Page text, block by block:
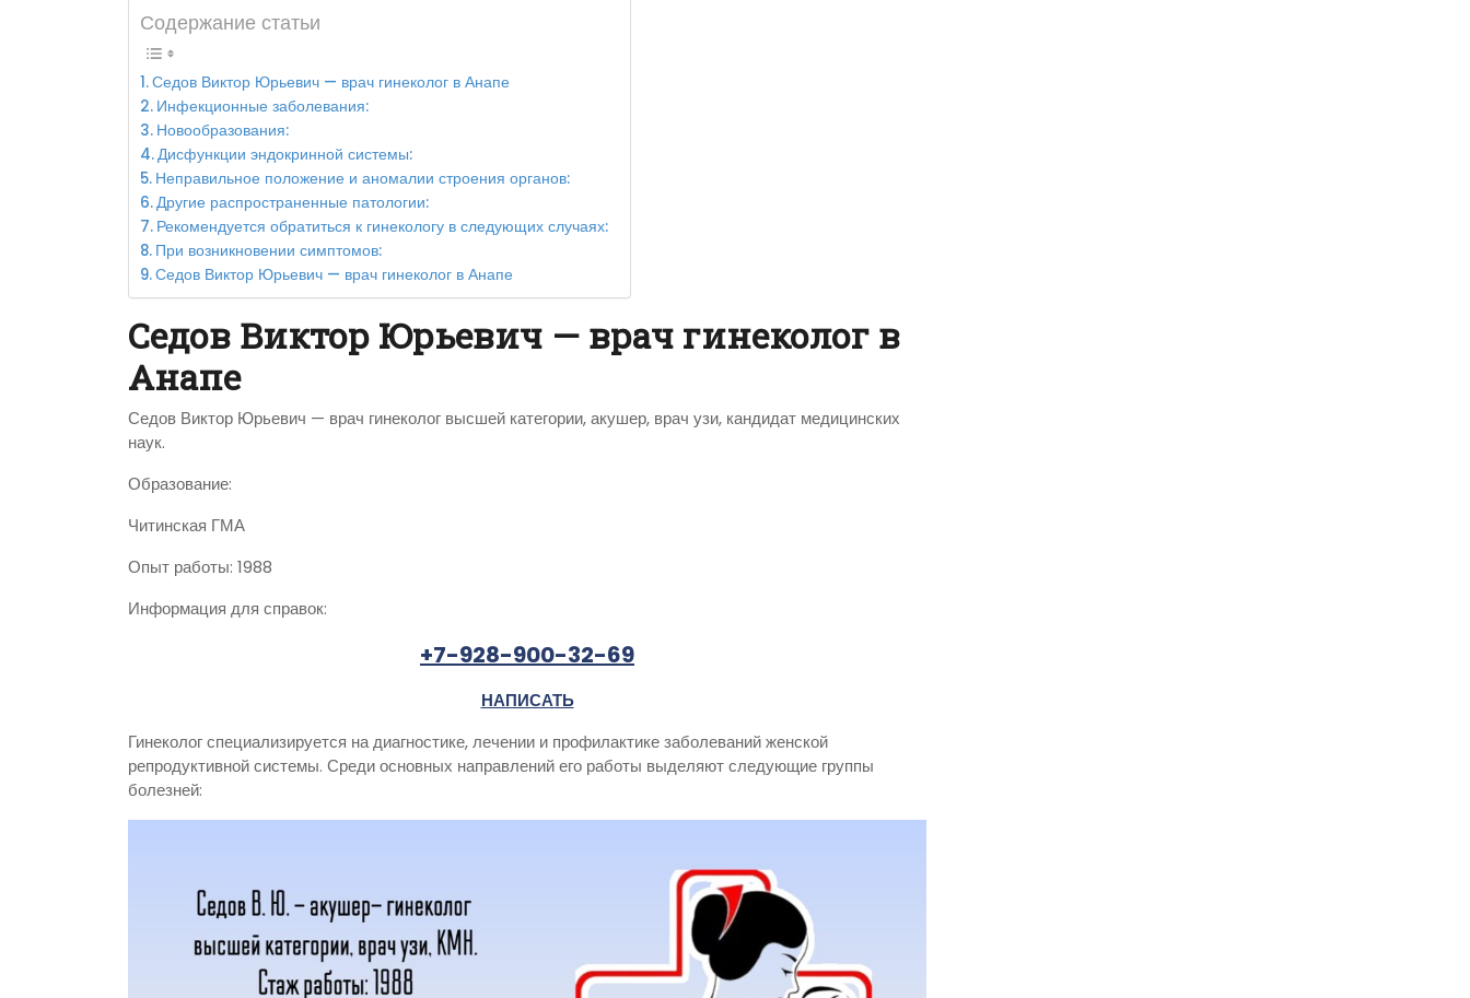
Содержание статьи
Седов Виктор Юрьевич — врач гинеколог в Анапе
Инфекционные заболевания:
Новообразования:
Дисфункции эндокринной системы:
Неправильное положение и аномалии строения органов:
Другие распространенные патологии:
Рекомендуется обратиться к гинекологу в следующих случаях:
При возникновении симптомов:
Седов Виктор Юрьевич — врач гинеколог в Анапе
Седов Виктор Юрьевич — врач гинеколог в
Анапе
Седов Виктор Юрьевич — врач гинеколог высшей категории, акушер, врач узи, кандидат медицинских
наук.
Образование:
Читинская ГМА
Опыт работы: 1988
Информация для справок:
+7-928-900-32-69
НАПИСАТЬ
Гинеколог специализируется на диагностике, лечении и профилактике заболеваний женской
репродуктивной системы. Среди основных направлений его работы выделяют следующие группы
болезней: